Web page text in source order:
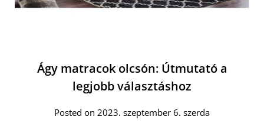
Ágy matracok olcsón: Útmutató a
legjobb választáshoz
Posted on 2023. szeptember 6. szerda